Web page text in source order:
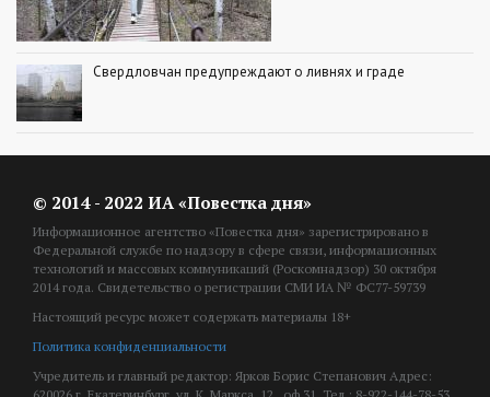
Свердловчан предупреждают о ливнях и граде
© 2014 - 2022 ИА «Повестка дня»
Информационное агентство «Повестка дня» зарегистрировано в
Федеральной службе по надзору в сфере связи, информационных
технологий и массовых коммуникаций (Роскомнадзор) 30 октября
2014 года. Свидетельство о регистрации СМИ ИА № ФС77-59739
Настоящий ресурс может содержать материалы 18+
Политика конфиденциальности
Учредитель и главный редактор: Ярков Борис Степанович Адрес: